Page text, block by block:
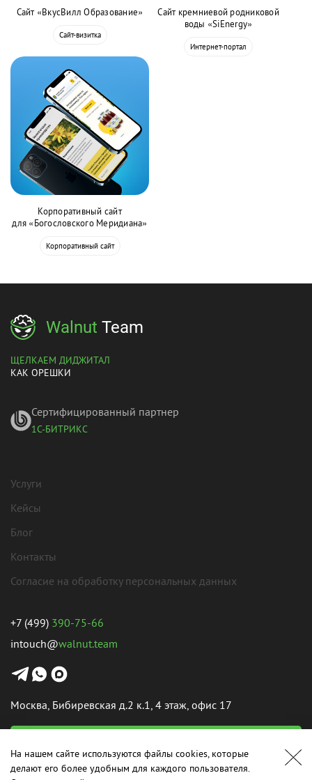
Сайт «ВкусВилл Образование»
Сайт-визитка
Сайт кремниевой родниковой
воды «SiEnergy»
Интернет-портал
Корпоративный сайт
для «Богословского Меридиана»
Корпоративный сайт
Walnut Team
ЩЕЛКАЕМ ДИДЖИТАЛ
КАК ОРЕШКИ
Сертифицированный партнер
1С-БИТРИКС
Услуги
Кейсы
Блог
Контакты
Согласие на обработку персональных данных
+7 (499) 390-75-66
intouch@walnut.team
Москва, Бибиревская д.2 к.1, 4 этаж, офис 17
На нашем сайте используются файлы cookies, которые
делают его более удобным для каждого пользователя.